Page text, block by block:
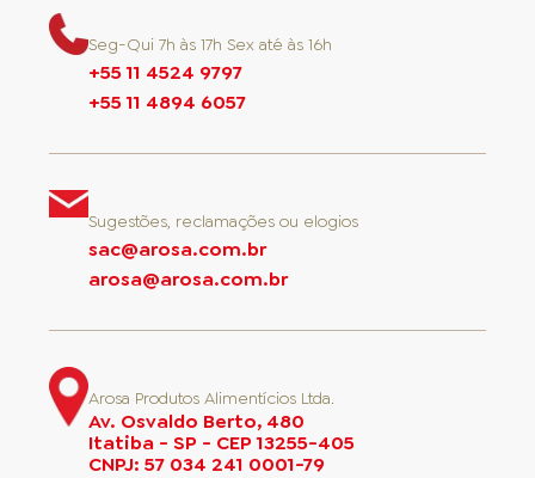
Seg-Qui 7h às 17h Sex até às 16h
+55 11 4524 9797
+55 11 4894 6057
Sugestões, reclamações ou elogios
sac@arosa.com.br
arosa@arosa.com.br
Arosa Produtos Alimentícios Ltda.
Av. Osvaldo Berto, 480
Itatiba - SP - CEP 13255-405
CNPJ: 57 034 241 0001-79